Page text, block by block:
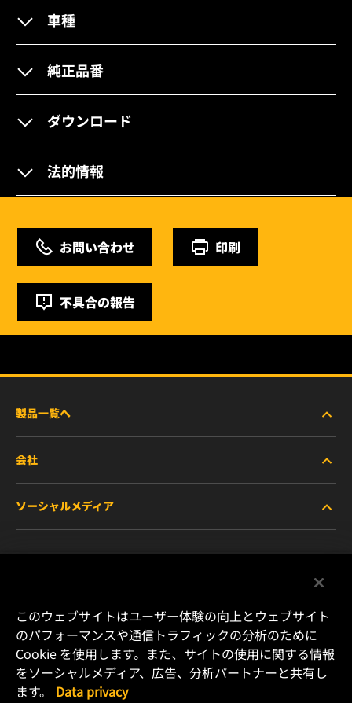
車種
純正品番
ダウンロード
法的情報
お問い合わせ 印刷
不具合の報告
製品一覧へ
商用車および建機・農機・産業用途車両
乗用車および小型トラック
特殊用途向けフィルター
会社
WIXについて
リソース
キャリア
データプライバシー
ソーシャルメディア
Instagram
YouTube
横浜市港北区新横浜2-15-10 YS新横浜ビル2F
このウェブサイトはユーザー体験の向上とウェブサイト
のパフォーマンスや通信トラフィックの分析のために
Cookie を使用します。また、サイトの使用に関する情報
をソーシャルメディア、広告、分析パートナーと共有し
ます。
Data privacy